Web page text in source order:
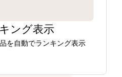
ング表示
を自動でランキング表示